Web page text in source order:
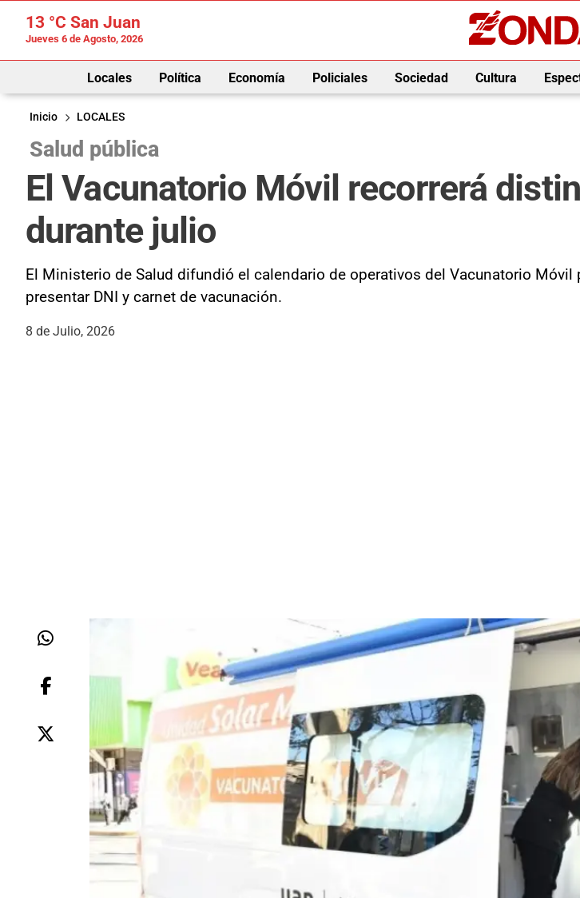
13 °C San Juan
Jueves 6 de Agosto, 2026
Locales Política Economía Policiales Sociedad Cultura
Inicio
LOCALES
Salud pública
El Vacunatorio Móvil recorrerá
durante julio
El Ministerio de Salud difundió el calendario de operativos del Vacunatorio
presentar DNI y carnet de vacunación.
8 de Julio, 2026